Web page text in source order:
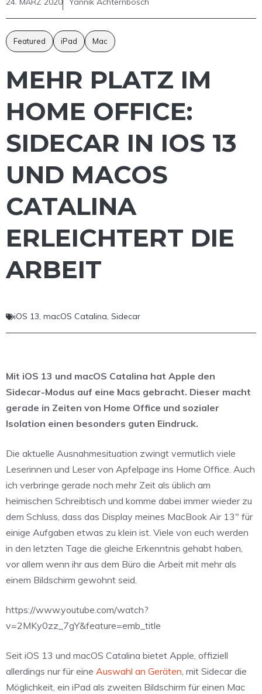
Featured iPad Mac
MEHR PLATZ IM
HOME OFFICE:
SIDECAR IN IOS 13
UND MACOS
CATALINA
ERLEICHTERT DIE
ARBEIT
iOS 13, macOS Catalina, Sidecar
Mit iOS 13 und macOS Catalina hat Apple den
Sidecar-Modus auf eine Macs gebracht. Dieser macht
gerade in Zeiten von Home Office und sozialer
Isolation einen besonders guten Eindruck.
Die aktuelle Ausnahmesituation zwingt vermutlich viele
Leserinnen und Leser von Apfelpage ins Home Office. Auch
ich verbringe gerade noch mehr Zeit als üblich am
heimischen Schreibtisch und komme dabei immer wieder zu
dem Schluss, dass das Display meines MacBook Air 13″ für
einige Aufgaben etwas zu klein ist. Viele von euch werden
in den letzten Tage die gleiche Erkenntnis gehabt haben,
vor allem wenn ihr aus dem Büro die Arbeit mit mehr als
einem Bildschirm gewohnt seid.
https://www.youtube.com/watch?
v=2MKy0zz_7gY&feature=emb_title
Seit iOS 13 und macOS Catalina bietet Apple, offiziell
allerdings nur für eine Auswahl an Geräten, mit Sidecar die
Möglichkeit, ein iPad als zweiten Bildschirm für einen Mac